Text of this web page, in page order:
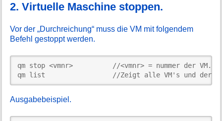
2. Virtuelle Maschine stoppen.
Vor der „Durchreichung“ muss die VM mit folgendem
Befehl gestoppt werden.
qm stop <vmnr>          //<vmnr> = nummer der VM.
qm list                 //Zeigt alle VM's und deren
Ausgabebeispiel.